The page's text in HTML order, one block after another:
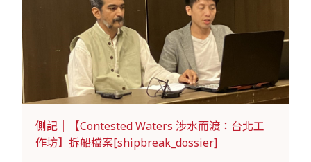
側記｜【Contested Waters 涉水而渡：台北工
作坊】拆船檔案[shipbreak_dossier]